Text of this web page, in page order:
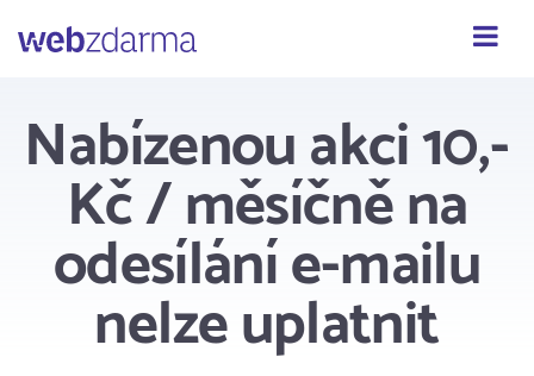
Webzdarma
Nabízenou akci 10,-
Kč / měsíčně na
odesílání e-mailu
nelze uplatnit